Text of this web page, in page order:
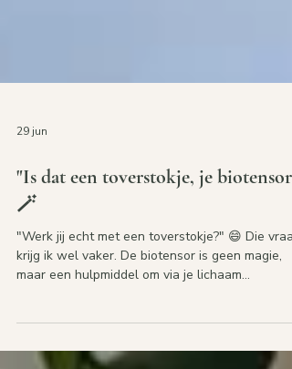
29 jun
"Is dat een toverstokje, je
🪄
krijg ik wel vaker. De biotensor is geen magie,
spanningen, blokkades en onverwerkte emoties